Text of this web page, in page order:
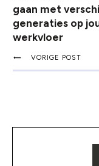
gaan met
generaties op
werkvloer
VORIGE POST